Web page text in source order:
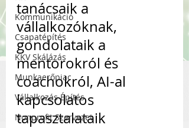
Kommunikáció
Csapatépítés
KKV Skálázás
Munkaerőpiac
Vállalkozás Építés
Nonprofit Szervezet
tanácsaik a
vállalkozóknak,
gondolataik a
mentorokról és
coachokról, AI-al
kapcsolatos
tapasztalataik